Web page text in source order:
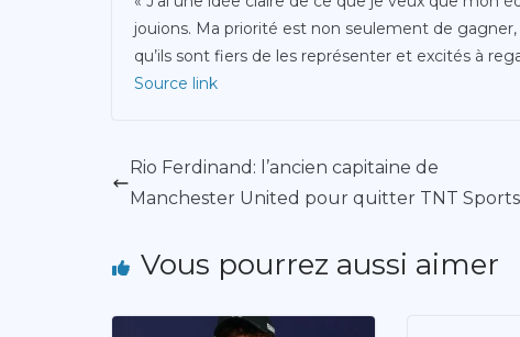
jouions. Ma priorité est non seulement de
qu’ils sont fiers de les représenter et excités à
Source link
Rio Ferdinand: l’ancien capitaine de
Manchester United pour quitter TNT Sports
Vous pourrez aussi aimer